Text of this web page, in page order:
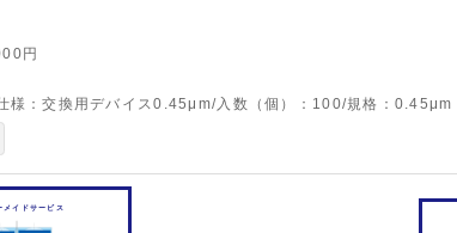
円
：交換用デバイス0.45μm/入数（個）：100/規格：0.45μm
メイドサービス